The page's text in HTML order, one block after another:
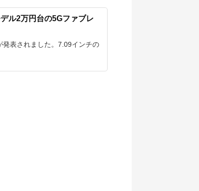
ル2万円台の5Gファブレ
表されました。7.09インチの